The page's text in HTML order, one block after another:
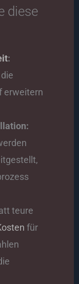
diese
:
erweitern
teure
für